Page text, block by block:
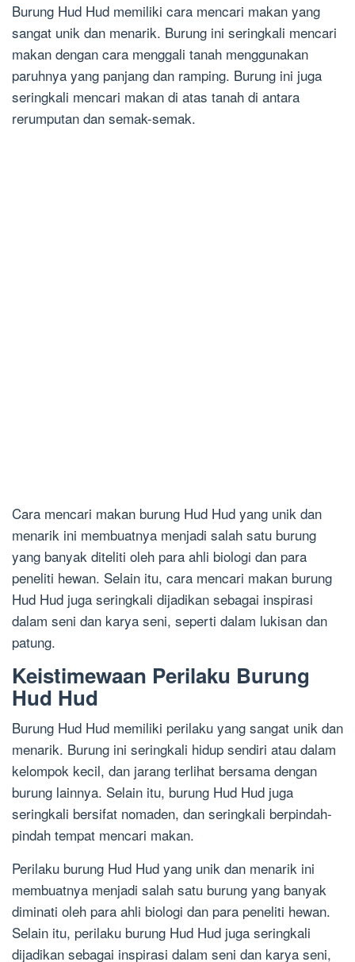
Burung Hud Hud memiliki cara mencari makan yang
sangat unik dan menarik. Burung ini seringkali mencari
makan dengan cara menggali tanah menggunakan
paruhnya yang panjang dan ramping. Burung ini juga
seringkali mencari makan di atas tanah di antara
rerumputan dan semak-semak.
Cara mencari makan burung Hud Hud yang unik dan
menarik ini membuatnya menjadi salah satu burung
yang banyak diteliti oleh para ahli biologi dan para
peneliti hewan. Selain itu, cara mencari makan burung
Hud Hud juga seringkali dijadikan sebagai inspirasi
dalam seni dan karya seni, seperti dalam lukisan dan
patung.
Keistimewaan Perilaku Burung
Hud Hud
Burung Hud Hud memiliki perilaku yang sangat unik dan
menarik. Burung ini seringkali hidup sendiri atau dalam
kelompok kecil, dan jarang terlihat bersama dengan
burung lainnya. Selain itu, burung Hud Hud juga
seringkali bersifat nomaden, dan seringkali berpindah-
pindah tempat mencari makan.
Perilaku burung Hud Hud yang unik dan menarik ini
membuatnya menjadi salah satu burung yang banyak
diminati oleh para ahli biologi dan para peneliti hewan.
Selain itu, perilaku burung Hud Hud juga seringkali
dijadikan sebagai inspirasi dalam seni dan karya seni,